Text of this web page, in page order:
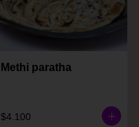
Methi paratha
$4.100